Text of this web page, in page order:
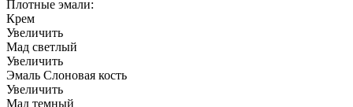
Плотные эмали:
Крем
Увеличить
Мад светлый
Увеличить
Эмаль Слоновая кость
Увеличить
Мад темный